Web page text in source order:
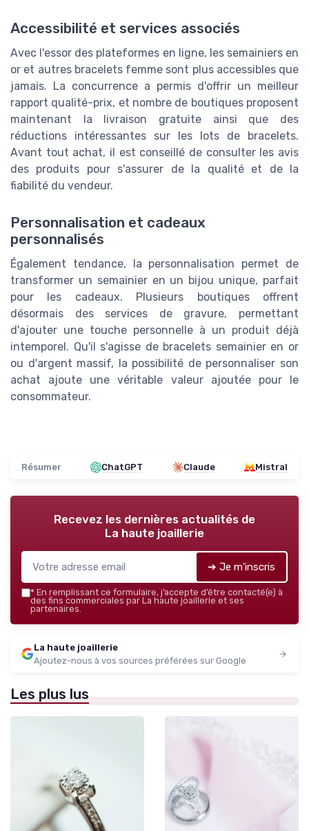
Accessibilité et services associés
Avec l'essor des plateformes en ligne, les semainiers en
or et autres bracelets femme sont plus accessibles que
jamais. La concurrence a permis d'offrir un meilleur
rapport qualité-prix, et nombre de boutiques proposent
maintenant la livraison gratuite ainsi que des
réductions intéressantes sur les lots de bracelets.
Avant tout achat, il est conseillé de consulter les avis
des produits pour s'assurer de la qualité et de la
fiabilité du vendeur.
Personnalisation et cadeaux
personnalisés
Également tendance, la personnalisation permet de
transformer un semainier en un bijou unique, parfait
pour les cadeaux. Plusieurs boutiques offrent
désormais des services de gravure, permettant
d'ajouter une touche personnelle à un produit déjà
intemporel. Qu'il s'agisse de bracelets semainier en or
ou d'argent massif, la possibilité de personnaliser son
achat ajoute une véritable valeur ajoutée pour le
consommateur.
Résumer ChatGPT Claude Mistral
Recevez les dernières actualités de
La haute joaillerie
➔ Je m'inscris
* En remplissant ce formulaire, j’accepte d’être contacté(e) à
des fins commerciales par La haute joaillerie et ses
partenaires.
La haute joaillerie
Ajoutez-nous à vos sources préférées sur Google
Les plus lus